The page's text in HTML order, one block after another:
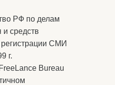
РФ по делам
и средств
СМИ
г.
Bureau